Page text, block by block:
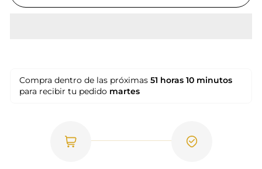
Compra dentro de las próximas 51 horas 10 minutos
para recibir tu pedido martes